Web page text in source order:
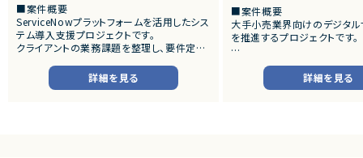
■案件概要
ServiceNowプラットフォームを活用したシス
テム導入支援プロジェクトです。
クライアントの業務課題を整理し、要件定義
だきます。
詳細を見る
■案件概要
大手小売業界向けのデジタ
を推進するプロジェクトです。
■プロダクトやサービスの概
・店舗向けスマホアプリおよ
システムの継続的なエンハ
詳細を見る